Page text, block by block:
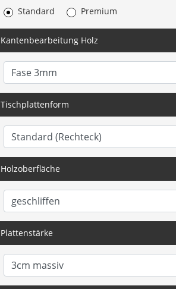
Standard Premium
Kantenbearbeitung Holz
Tischplattenform
Holzoberfläche
Plattenstärke